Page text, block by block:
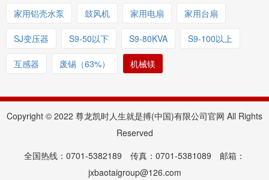
家用铝壳水泵 鼓风机 家用电扇 家用台扇
SJ变压器 S9-50以下 S9-80KVA S9-100以上
互感器 废锡（63%） 机械镁
Copyright © 2022 尊龙凯时人生就是搏(中国)有限公司官网 All Rights
Reserved
全国热线：0701-5382189 传真：0701-5381089 邮箱：
jxbaotaigroup@126.com